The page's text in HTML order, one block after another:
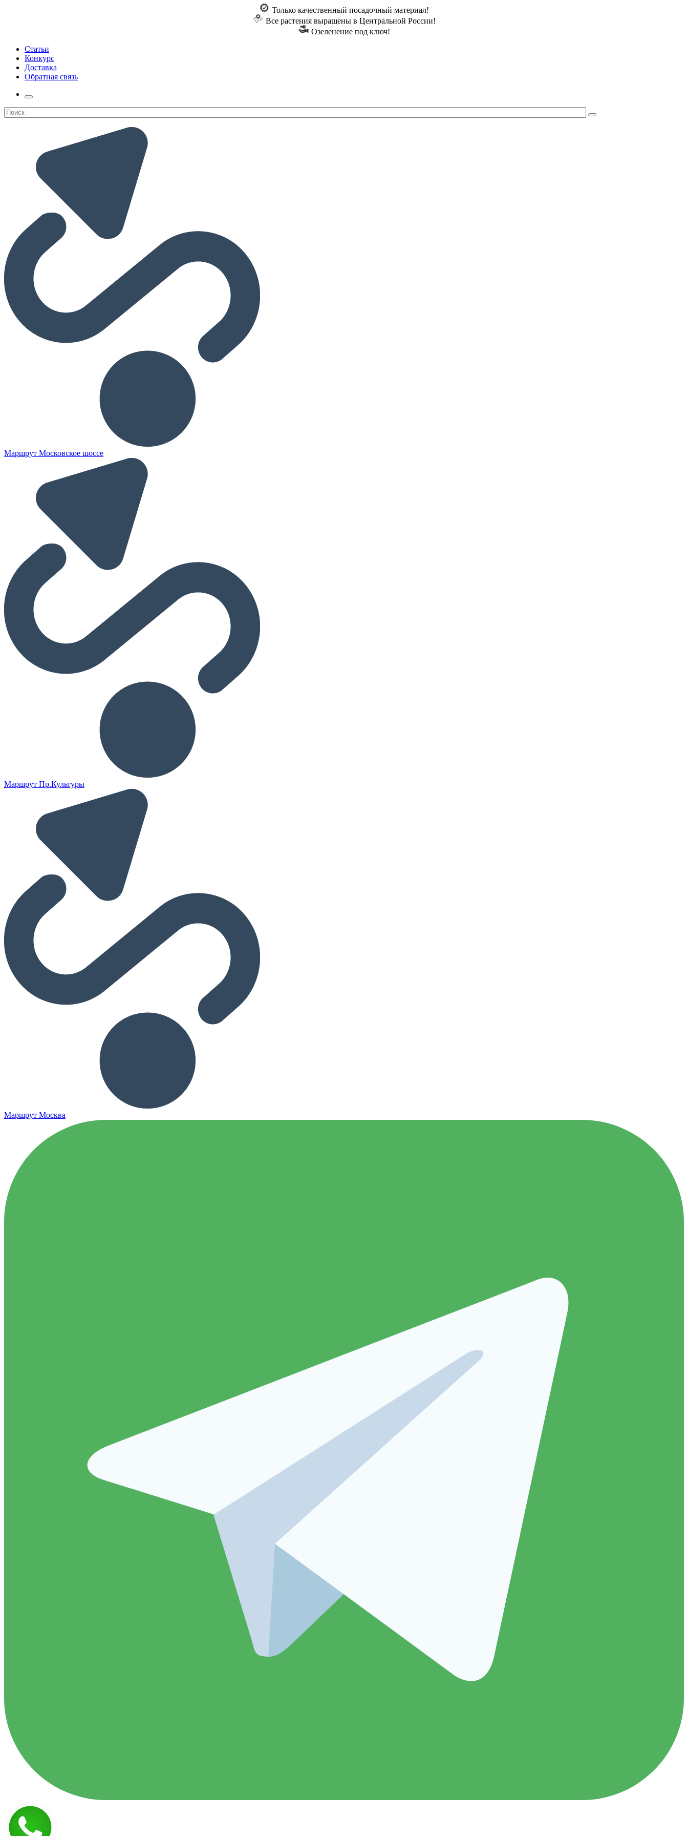
Только качественный посадочный материал!
Все растения выращены в Центральной России!
Озеленение под ключ!
Статьи
Конкурс
Доставка
Обратная связь
Маршрут Московское шоссе
Маршрут Пр.Культуры
Маршрут Москва